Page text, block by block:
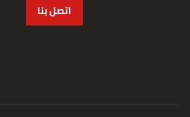
اتصل بنا